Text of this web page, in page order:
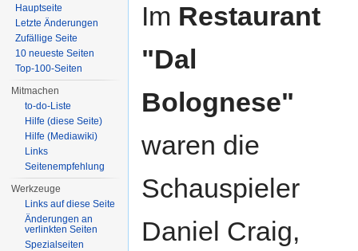
Im Restaurant
"Dal
Bolognese"
waren die
Schauspieler
Daniel Craig,
Hauptseite
Letzte Änderungen
Zufällige Seite
10 neueste Seiten
Top-100-Seiten
Mitmachen
to-do-Liste
Hilfe (diese Seite)
Hilfe (Mediawiki)
Links
Seitenempfehlung
Werkzeuge
Links auf diese Seite
Änderungen an
verlinkten Seiten
Spezialseiten